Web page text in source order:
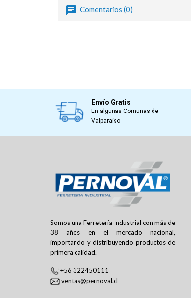
Comentarios (0)
Envío Gratis
En algunas Comunas de
Valparaíso
Somos una Ferretería Industrial con más de
38 años en el mercado nacional,
importando y distribuyendo productos de
primera calidad.
+56 322450111
ventas@pernoval.cl